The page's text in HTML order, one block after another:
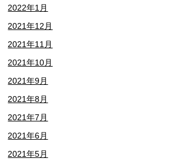
2022年1月
2021年12月
2021年11月
2021年10月
2021年9月
2021年8月
2021年7月
2021年6月
2021年5月